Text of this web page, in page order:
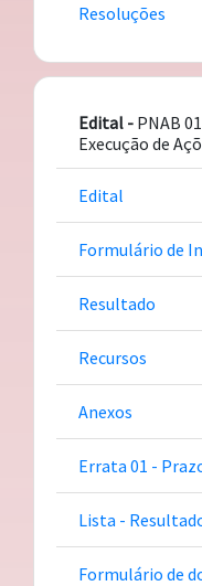
Resoluções
Edital - PNAB
Execução de
Edital
Formulário de
Resultado
Recursos
Anexos
Errata 01 -
Lista -
Formulário de